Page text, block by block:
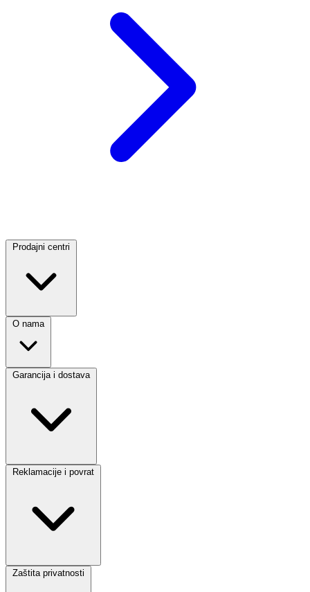
Prodajni centri
O nama
Garancija i dostava
Reklamacije i povrat
Zaštita privatnosti